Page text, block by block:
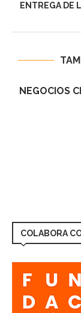
ENTREGA DE
COLABORA